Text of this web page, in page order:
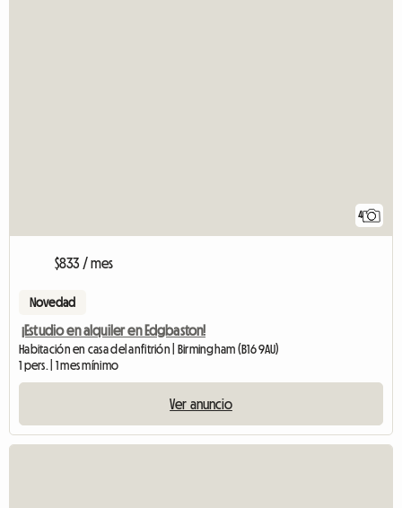
4
$833 / mes
Novedad
¡Estudio en alquiler en Edgbaston!
Habitación en casa del anfitrión | Birmingham (B16 9AU)
1 pers. | 1 mes mínimo
Ver anuncio